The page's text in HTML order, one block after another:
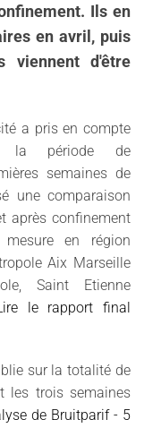
Ils en
en avril, puis
viennent d'être
a pris en compte
la période de
semaines de
une comparaison
après confinement
en région
Aix Marseille
Saint Etienne
le rapport final
sur la totalité de
les trois semaines
de Bruitparif - 5